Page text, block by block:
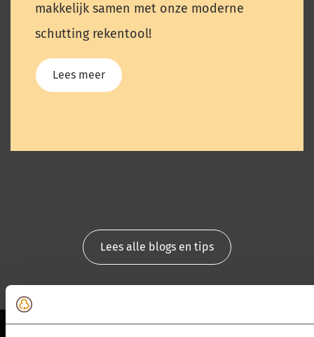
makkelijk samen met onze moderne
schutting rekentool!
Lees meer
Lees alle blogs en tips